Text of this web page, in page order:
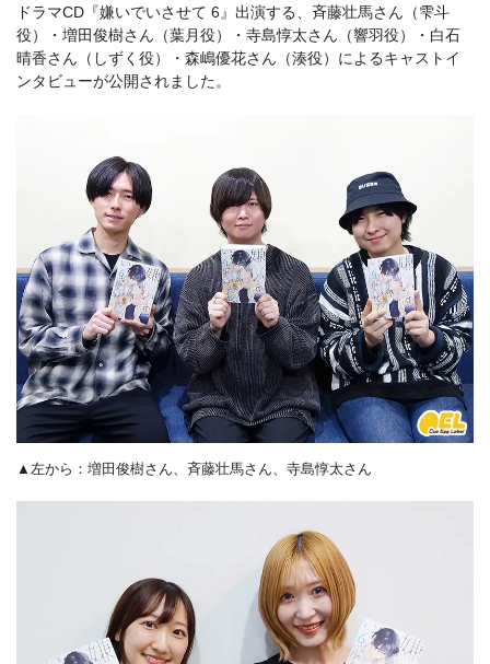
ドラマCD『嫌いでいさせて 6』出演する、斉藤壮馬さん（雫斗
役）・増田俊樹さん（葉月役）・寺島惇太さん（響羽役）・白石
晴香さん（しずく役）・森嶋優花さん（湊役）によるキャストイ
ンタビューが公開されました。
▲左から：増田俊樹さん、斉藤壮馬さん、寺島惇太さん